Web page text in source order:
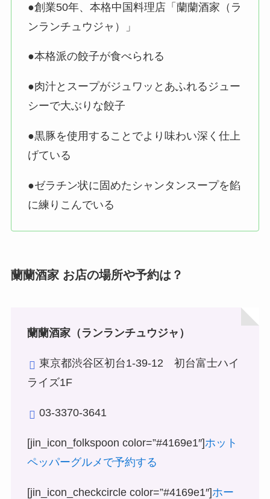
●創業50年、本格中国料理店「蘭蘭酒家（ラ
ンランチュウジャ）」
●本格派の餃子が食べられる
●肉汁とスープがジュワッとあふれるジュー
シーで大ぶりな餃子
●黒豚を使用することでより味わい深く仕上
げている
●ゼラチン状に固めたシャンタンスープを餡
に練りこんでいる
蘭蘭酒家 お店の場所や予約は？
蘭蘭酒家（ランランチュウジャ）
東京都渋谷区初台1-39-12 初台富士ハイ
ライズ1F
03-3370-3641
[jin_icon_folkspoon color=”#4169e1″]ホット
ペッパーグルメで予約する
[jin_icon_checkcircle color=”#4169e1″]ホー